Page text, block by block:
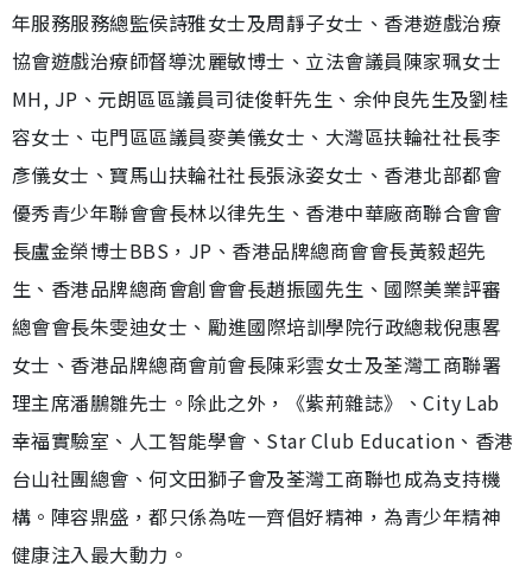
年服務服務總監侯詩雅女士及周靜子女士、香港遊戲治療
協會遊戲治療師督導沈麗敏博士、立法會議員陳家珮女士
MH, JP、元朗區區議員司徒俊軒先生、余仲良先生及劉桂
容女士、屯門區區議員麥美儀女士、大灣區扶輪社社長李
彥儀女士、寶馬山扶輪社社長張泳姿女士、香港北部都會
優秀青少年聯會會長林以律先生、香港中華廠商聯合會會
長盧金榮博士BBS，JP、香港品牌總商會會長黃毅超先
生、香港品牌總商會創會會長趙振國先生、國際美業評審
總會會長朱雯迪女士、⁠勵進國際培訓學院行政總栽倪惠畧
女士、香港品牌總商會前會長陳彩雲女士及荃灣工商聯署
理主席潘鵬雛先士。除此之外，《紫荊雜誌》、City Lab
幸福實驗室、人工智能學會、Star Club Education、香港
台山社團總會、何文田獅子會及荃灣工商聯也成為支持機
構。陣容鼎盛，都只係為咗一齊倡好精神，為青少年精神
健康注入最大動力。